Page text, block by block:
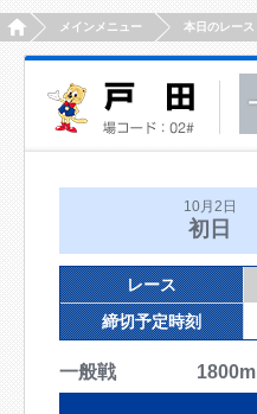
HOMEメインメニュー 本日のレース
10月2日
初日
レース
締切予定時刻
一般戦 1800m